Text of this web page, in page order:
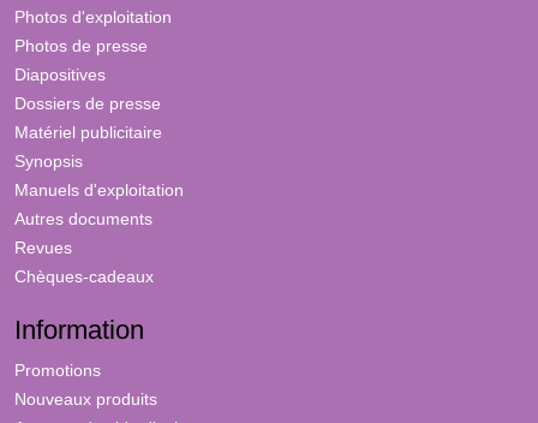
Photos d'exploitation
Photos de presse
Diapositives
Dossiers de presse
Matériel publicitaire
Synopsis
Manuels d'exploitation
Autres documents
Revues
Chèques-cadeaux
Information
Promotions
Nouveaux produits